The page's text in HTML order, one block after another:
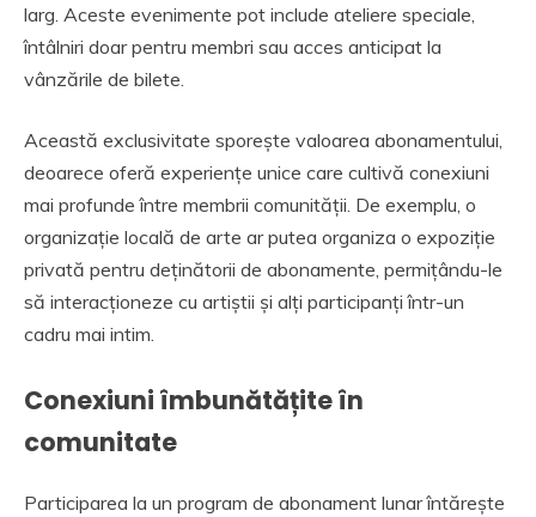
larg. Aceste evenimente pot include ateliere speciale,
întâlniri doar pentru membri sau acces anticipat la
vânzările de bilete.
Această exclusivitate sporește valoarea abonamentului,
deoarece oferă experiențe unice care cultivă conexiuni
mai profunde între membrii comunității. De exemplu, o
organizație locală de arte ar putea organiza o expoziție
privată pentru deținătorii de abonamente, permițându-le
să interacționeze cu artiștii și alți participanți într-un
cadru mai intim.
Conexiuni îmbunătățite în
comunitate
Participarea la un program de abonament lunar întărește